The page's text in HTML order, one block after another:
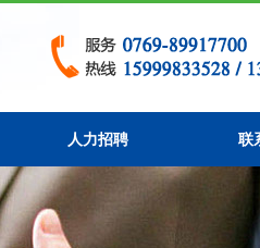
人力招聘 联